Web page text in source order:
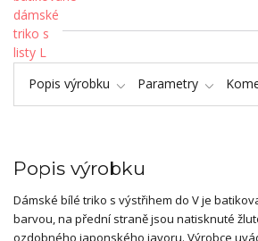
Popis výrobku Parametry
Popis výrobku
Dámské bílé triko s výstřihem do V je
barvou, na přední straně jsou natisknuté
ozdobného japonského javoru. Výrobce